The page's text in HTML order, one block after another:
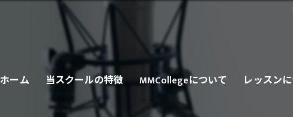
ホーム 当スクールの特徴 MMCollegeについて レッスン